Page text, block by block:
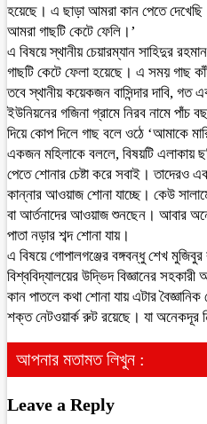
হয়েছে। এ ছাড়া আমরা কান পেতে
আমরা গাছটি কেটে ফেলি।’
এ বিষয়ে স্থানীয় চেয়ারম্যান সাহিদুর
গাছটি কেটে ফেলা হয়েছে। এ সময় গাছ
তবে স্থানীয় কয়েকজন বাসিন্দার দাবি,
ইউনিয়নের গজিনা গ্রামে নিরব নামে পাঁচ
দিয়ে কোপ দিলে গাছ বলে ওঠে ‘আমাকে
একজন মহিলাকে বললে, বিষয়টি এলাকায়
পেতে শোনার চেষ্টা করে সবাই। তাদেরও
কান্নার আওয়াজ শোনা যাচ্ছে। কেউ
বা আর্তনাদের আওয়াজ শুনছেন। আবার
পাতা নড়ার শব্দ শোনা যায়।
এ বিষয়ে গোপালগঞ্জের বঙ্গবন্ধু শেখ
বিশ্ববিদ্যালয়ের উদ্ভিদ বিজ্ঞানের
কান পাতলে কথা শোনা যায় এটার
শক্ত নেটওয়ার্ক রুট রয়েছে। যা অনেকদূর
আপনার মতামত লিখুন :
Leave a Reply